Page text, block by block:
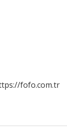
fofo.com.tr